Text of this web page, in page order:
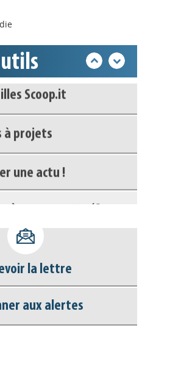
Scoop.it
à projets
une actu !
à son compte - (Se
Scoop.it
à projets
la lettre
aux alertes